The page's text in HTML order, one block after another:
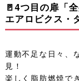
🚪4つ目の扉「
エアロビクス・
運動不足な日々、
見！
楽しく脂肪燃焼で